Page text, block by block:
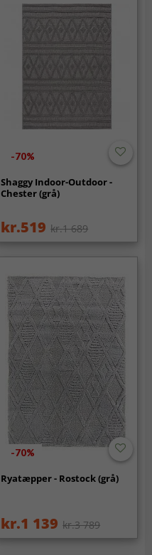
-70%
Shaggy Indoor-Outdoor -
Chester (grå)
kr.519 kr.1 689
-70%
Ryatæpper - Rostock (grå)
kr.1 139 kr.3 789